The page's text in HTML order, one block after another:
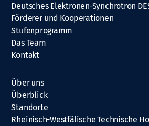
Deutsches Elektronen-Synchrotron
Förderer und Kooperationen
Stufenprogramm
Das Team
Kontakt
Über uns
Überblick
Standorte
Rheinisch-Westfälische Technische